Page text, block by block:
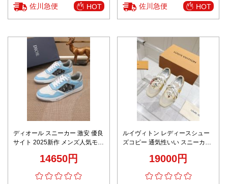
佐川急便 HOT 佐川急便 HOT
ディオール スニーカー 激安 優良
サイト 2025新作 メンズ人気モデ
14650円
ルイヴィトン レディースシュー
ズコピー 通気性いい スニーカー
19000円